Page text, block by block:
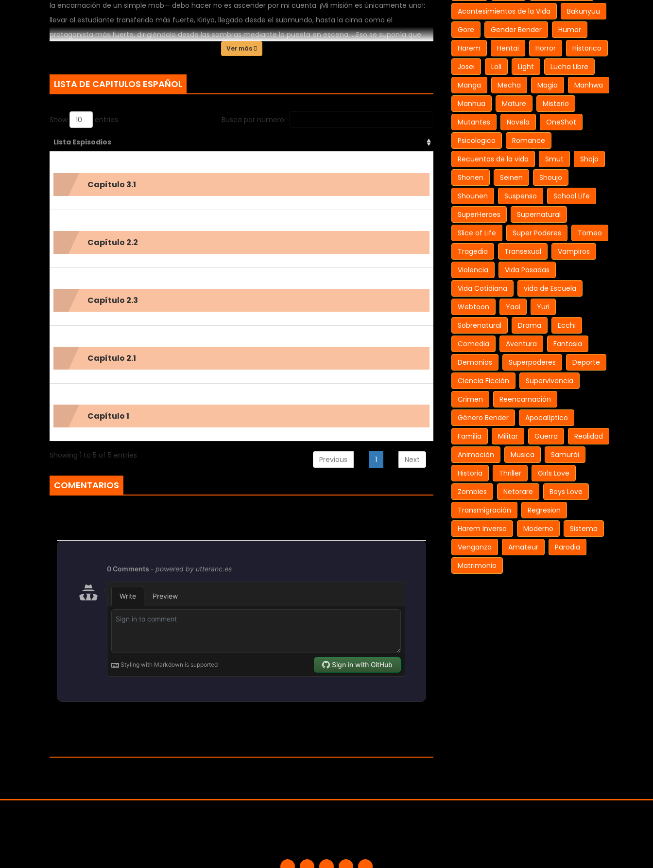
la encarnación de un simple mob— debo hacer no es ascender por mi cuenta. ¡Mi misión es únicamente una!:
llevar al estudiante transferido más fuerte, Kiriya, llegado desde el submundo, hasta la cima como el
protagonista más fuerte, dirigiéndolo desde las sombras mediante la puesta en escena. …Eso se suponía que
debía ser, pero antes de darme cuenta, ¡yo mismo estoy llamando la atención! ¿¡Qué se supone que significa
Ver más
LISTA DE CAPITULOS ESPAÑOL
Show entries Busca por numero:
LIsta Espisodios
Capítulo 3.1
Capítulo 2.2
Capítulo 2.3
Capítulo 2.1
Capítulo 1
Showing 1 to 5 of 5 entries Previous 1 Next
COMENTARIOS
Acontesimientos de la Vida
Bakunyuu
Gore
Gender Bender
Humor
Harem
Hentai Horror
Historico
Josei
Loli Light
Lucha Libre
Manga
Mecha Magia
Manhwa
Manhua
Mature
Misterio
Mutantes
Novela
OneShot
Psicologico
Romance
Recuentos de la vida
Smut
Shojo
Shonen
Seinen
Shoujo
Shounen
Suspenso
School Life
SuperHeroes
Supernatural
Slice of Life
Super Poderes
Torneo
Tragedia
Transexual
Vampiros
Violencia
Vida Pasadas
Vida Cotidiana
vida de Escuela
Webtoon
Yaoi
Yuri
Sobrenatural
Drama
Ecchi
Comedia
Aventura
Fantasia
Demonios
Superpoderes
Deporte
Ciencia Ficción
Supervivencia
Crimen
Reencarnación
Género Bender
Apocalíptico
Familia
Militar Guerra
Realidad
Animación
Musica
Samurái
Historia
Thriller
Girls Love
Zombies
Netorare
Boys Love
Transmigración
Regresion
Harem Inverso
Moderno
Sistema
Venganza
Amateur
Parodia
Matrimonio